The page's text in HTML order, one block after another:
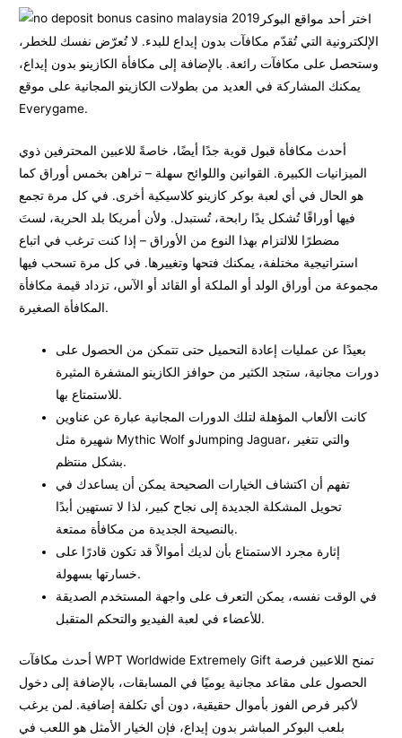
اختر أحد مواقع البوكر
الإلكترونية التي تُقدّم مكافآت بدون إيداع للبدء. لا تُعرّض نفسك للخطر،
وستحصل على مكافآت رائعة. بالإضافة إلى مكافأة الكازينو بدون إيداع،
يمكنك المشاركة في العديد من بطولات الكازينو المجانية على موقع
Everygame.
أحدث مكافأة قبول قوية جدًا أيضًا، خاصةً للاعبين المحترفين ذوي
الميزانيات الكبيرة. القوانين واللوائح سهلة – تراهن بخمس أوراق كما
هو الحال في أي لعبة بوكر كازينو كلاسيكية أخرى. في كل مرة تجمع
فيها أوراقًا تُشكل يدًا رابحة، تُستبدل. ولأن أمريكا بلد الحرية، لستَ
مضطرًا للالتزام بهذا النوع من الأوراق – إذا كنت ترغب في اتباع
استراتيجية مختلفة، يمكنك فتحها وتغييرها. في كل مرة تسحب فيها
مجموعة من أوراق الولد أو الملكة أو القائد أو الآس، تزداد قيمة مكافأة
المكافأة الصغيرة.
بعيدًا عن عمليات إعادة التحميل حتى تتمكن من الحصول على
دورات مجانية، ستجد الكثير من حوافز الكازينو المشفرة المثيرة
للاستمتاع بها.
كانت الألعاب المؤهلة لتلك الدورات المجانية عبارة عن عناوين
شهيرة مثل Mythic Wolf وJumping Jaguar، والتي تتغير
بشكل منتظم.
تفهم أن اكتشاف الخيارات الصحيحة يمكن أن يساعدك في
تحويل المشكلة الجديدة إلى نجاح كبير، لذا لا تستهين أبدًا
بالنصيحة الجديدة من مكافأة ممتعة.
إثارة مجرد الاستمتاع بأن لديك أموالاً قد تكون قادرًا على
خسارتها بسهولة.
في الوقت نفسه، يمكن التعرف على واجهة المستخدم الصديقة
للأعضاء في لعبة الفيديو والتحكم المتقبل.
أحدث مكافآت WPT Worldwide Extremely Gift تمنح اللاعبين فرصة
الحصول على مقاعد مجانية يوميًا في المسابقات، بالإضافة إلى دخول
لأكبر فرص الفوز بأموال حقيقية، دون أي تكلفة إضافية. لمن يرغب
بلعب البوكر المباشر بدون إيداع، فإن الخيار الأمثل هو اللعب في